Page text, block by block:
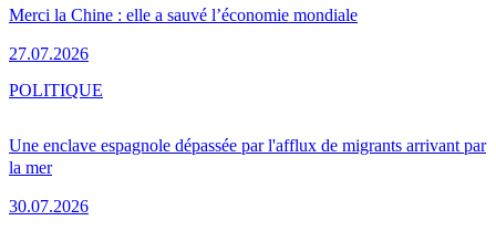
Merci la Chine : elle a sauvé l’économie mondiale
27.07.2026
Une enclave espagnole dépassée par l'afflux de migrants arrivant par
la mer
30.07.2026
POLITIQUE